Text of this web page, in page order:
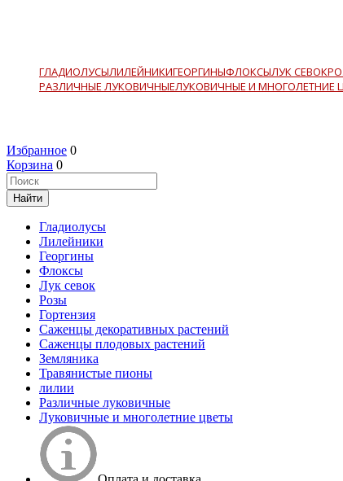
ГЛАДИОЛУСЫЛИЛЕЙНИКИГЕОРГИНЫФЛОКСЫЛУК СЕВОК
РАЗЛИЧНЫЕ ЛУКОВИЧНЫЕЛУКОВИЧНЫЕ И МНОГОЛЕТНИЕ
Избранное 0
Корзина 0
Гладиолусы
Лилейники
Георгины
Флоксы
Лук севок
Розы
Гортензия
Саженцы декоративных растений
Саженцы плодовых растений
Земляника
Травянистые пионы
лилии
Различные луковичные
Луковичные и многолетние цветы